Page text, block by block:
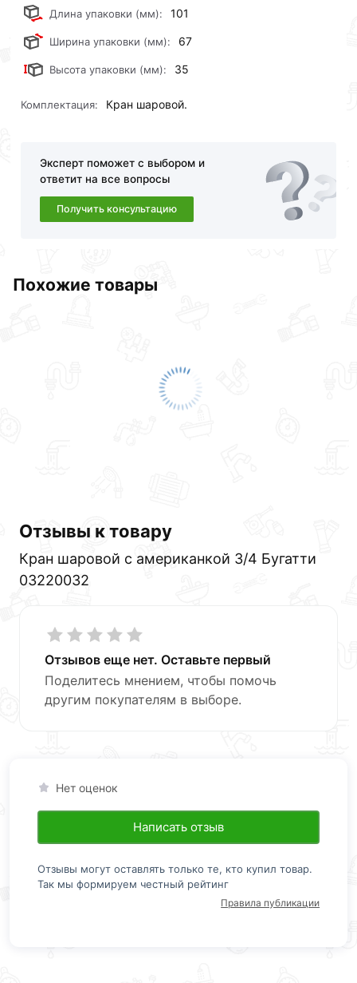
Длина упаковки (мм): 101
Ширина упаковки (мм): 67
Высота упаковки (мм): 35
Комплектация: Кран шаровой.
Эксперт поможет с выбором и
ответит на все вопросы
Получить консультацию
Похожие товары
Отзывы к товару
Кран шаровой с американкой 3/4 Бугатти
03220032
Отзывов еще нет. Оставьте первый
Поделитесь мнением, чтобы помочь
другим покупателям в выборе.
Нет оценок
Написать отзыв
Отзывы могут оставлять только те, кто купил товар.
Так мы формируем честный рейтинг
Правила публикации